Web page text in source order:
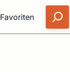
Favoriten